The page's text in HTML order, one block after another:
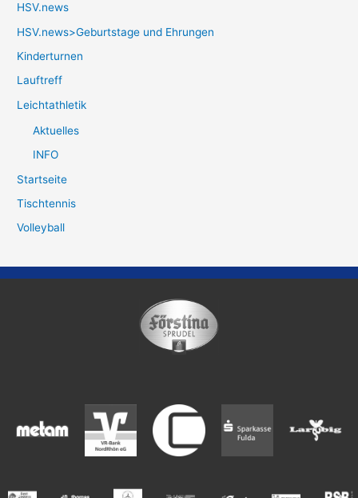
HSV.news
HSV.news>Geburtstage und Ehrungen
Kinderturnen
Lauftreff
Leichtathletik
Aktuelles
INFO
Startseite
Tischtennis
Volleyball